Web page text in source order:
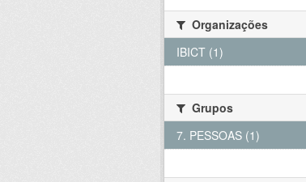
Organizações
IBICT (1)
Grupos
7. PESSOAS (1)